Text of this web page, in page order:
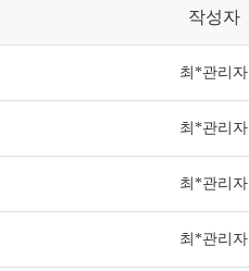
작성자
최*관리자
최*관리자
최*관리자
최*관리자